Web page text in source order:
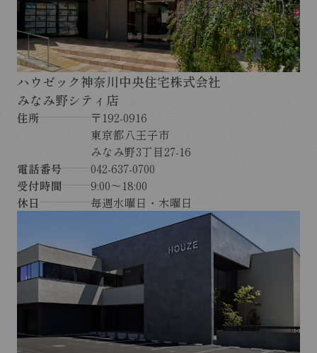
ハウゼック神奈川中央住宅株式会社
みなみ野シティ店
住所
〒192-0916
東京都八王子市
みなみ野3丁目27-16
電話番号
042-637-0700
受付時間
9:00～18:00
休日
毎週水曜日・木曜日